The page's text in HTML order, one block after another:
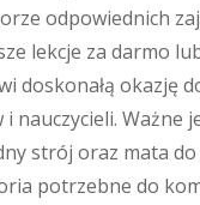
odpowiednich
lekcje za darmo
doskonałą okazję
i nauczycieli. Ważne
strój oraz mata
potrzebne do